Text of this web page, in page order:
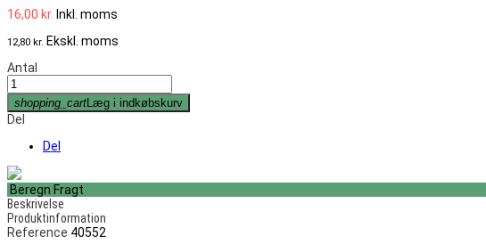
16,00 kr. Inkl. moms
12,80 kr. Ekskl. moms
Antal
shopping_cartLæg i indkøbskurv
Del
Del
Beregn Fragt
Beskrivelse
Produktinformation
Reference 40552